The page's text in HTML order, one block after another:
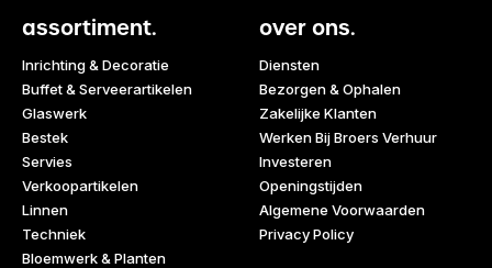
assortiment.
Inrichting & Decoratie
Buffet & Serveerartikelen
Glaswerk
Bestek
Servies
Verkoopartikelen
Linnen
Techniek
Bloemwerk & Planten
over ons.
Diensten
Bezorgen & Ophalen
Zakelijke Klanten
Werken Bij Broers Verhuur
Investeren
Openingstijden
Algemene Voorwaarden
Privacy Policy